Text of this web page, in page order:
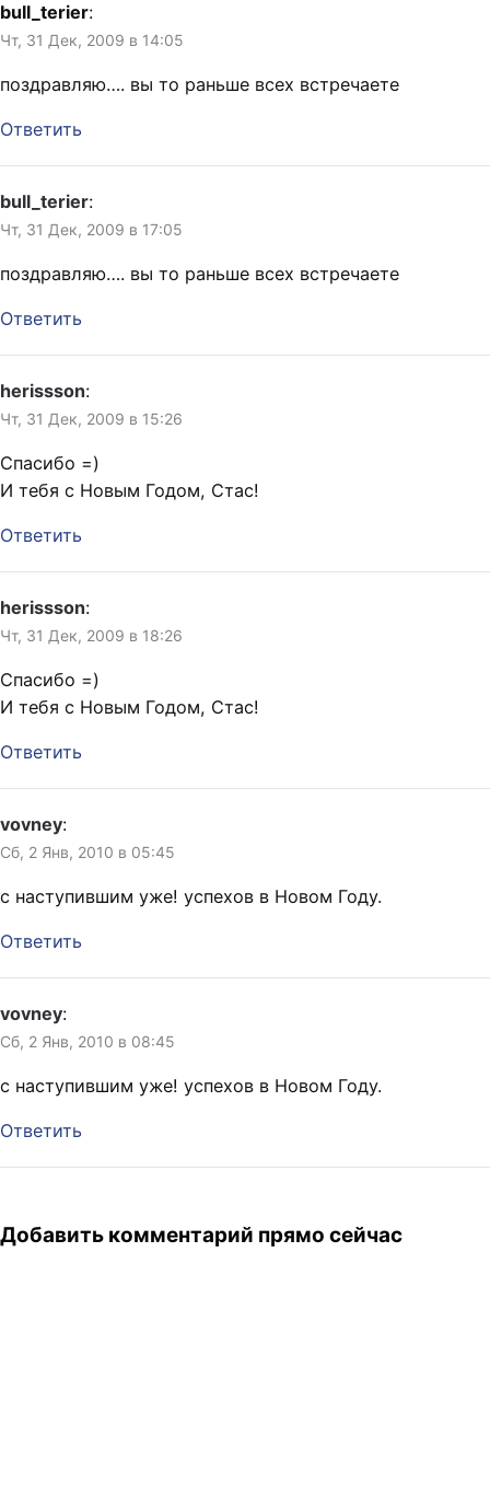
bull_terier:
Чт, 31 Дек, 2009 в 14:05
поздравляю…. вы то раньше всех встречаете
Ответить
bull_terier:
Чт, 31 Дек, 2009 в 17:05
поздравляю…. вы то раньше всех встречаете
Ответить
herissson:
Чт, 31 Дек, 2009 в 15:26
Спасибо =)
И тебя с Новым Годом, Стас!
Ответить
herissson:
Чт, 31 Дек, 2009 в 18:26
Спасибо =)
И тебя с Новым Годом, Стас!
Ответить
vovney:
Сб, 2 Янв, 2010 в 05:45
с наступившим уже! успехов в Новом Году.
Ответить
vovney:
Сб, 2 Янв, 2010 в 08:45
с наступившим уже! успехов в Новом Году.
Ответить
Добавить комментарий прямо сейчас